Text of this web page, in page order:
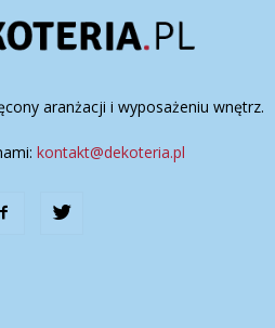
aranżacji i wyposażeniu wnętrz.
kontakt@dekoteria.pl